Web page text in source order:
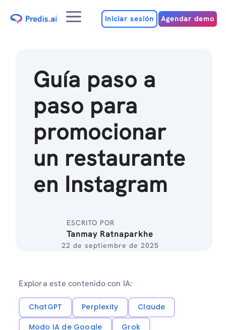
MenúIniciar sesión Agendar demo
Guía paso a
paso para
promocionar
un restaurante
en Instagram
ESCRITO POR
Tanmay Ratnaparkhe
22 de septiembre de 2025
Explora este contenido con IA:
ChatGPT Perplexity
Claude
Modo IA de Google
Grok